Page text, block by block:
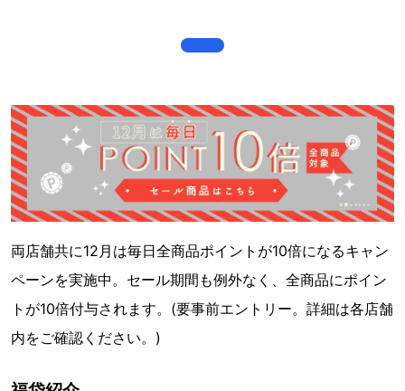
両店舗共に12月は毎日全商品ポイントが10倍になるキャン
ペーンを実施中。セール期間も例外なく、全商品にポイン
トが10倍付与されます。(要事前エントリー。詳細は各店舗
内をご確認ください。)